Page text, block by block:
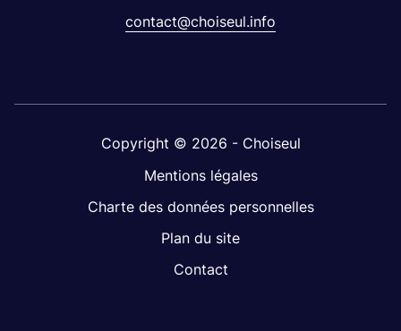
contact@choiseul.info
Copyright © 2026 - Choiseul
Mentions légales
Charte des données personnelles
Plan du site
Contact